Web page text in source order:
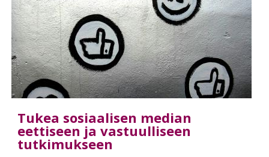
Tukea sosiaalisen median
eettiseen ja vastuulliseen
tutkimukseen